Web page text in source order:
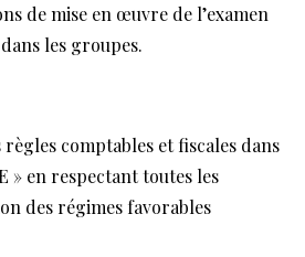
de mise en œuvre de l’examen
les groupes.
comptables et fiscales dans
» en respectant toutes les
des régimes favorables